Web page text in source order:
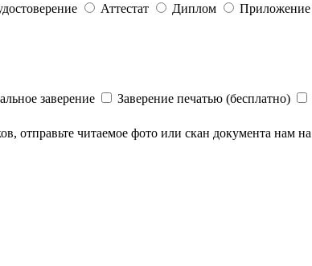
Аттестат Диплом
заверение Заверение печатью (бесплатно)
отправьте читаемое фото или скан документа нам